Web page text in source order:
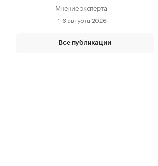
Мнение эксперта
6 августа 2026
Все публикации